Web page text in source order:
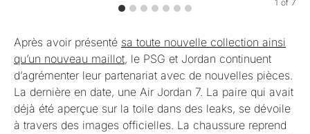
1 of 7
Après avoir présenté sa toute nouvelle collection ainsi
qu’un nouveau maillot, le PSG et Jordan continuent
d’agrémenter leur partenariat avec de nouvelles pièces.
La dernière en date, une Air Jordan 7. La paire qui avait
déjà été aperçue sur la toile dans des leaks, se dévoile
à travers des images officielles. La chaussure reprend